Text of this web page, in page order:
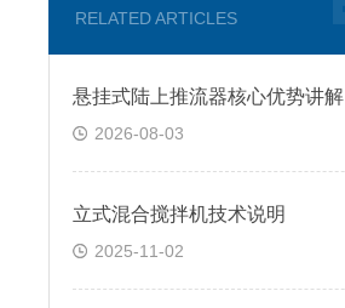
RELATED ARTICLES
悬挂式陆上推流器核心优势讲解
2026-08-03
立式混合搅拌机技术说明
2025-11-02